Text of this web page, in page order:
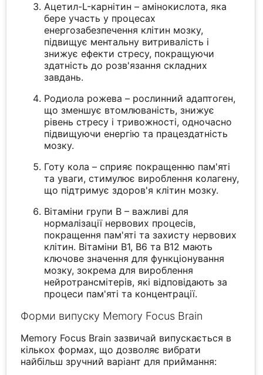
Ацетил-L-карнітин – амінокислота, яка
бере участь у процесах
енергозабезпечення клітин мозку,
підвищує ментальну витривалість і
знижує ефекти стресу, покращуючи
здатність до розв'язання складних
завдань.
Родиола рожева – рослинний адаптоген,
що зменшує втомлюваність, знижує
рівень стресу і тривожності, одночасно
підвищуючи енергію та працездатність
мозку.
Готу кола – сприяє покращенню пам'яті
та уваги, стимулює вироблення колагену,
що підтримує здоров'я клітин мозку.
Вітаміни групи B – важливі для
нормалізації нервових процесів,
покращення пам'яті та захисту нервових
клітин. Вітаміни B1, B6 та B12 мають
ключове значення для функціонування
мозку, зокрема для вироблення
нейротрансмітерів, які відповідають за
процеси пам'яті та концентрації.
Форми випуску Memory Focus Brain
Memory Focus Brain зазвичай випускається в
кількох формах, що дозволяє вибрати
найбільш зручний варіант для приймання: